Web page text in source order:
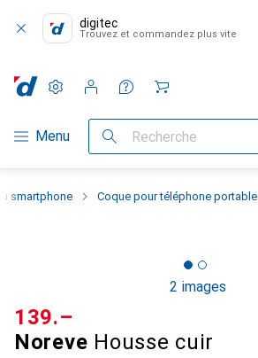
digitec
Trouvez et commandez plus vite
Navigation par catégorie
Menu Recherche
Paramètres
Compte client
Listes de comparaison
Listes d'envies
Panier
smartphone Coque pour téléphone portable
2 images
Noreve Housse cuir
CHF
139.–